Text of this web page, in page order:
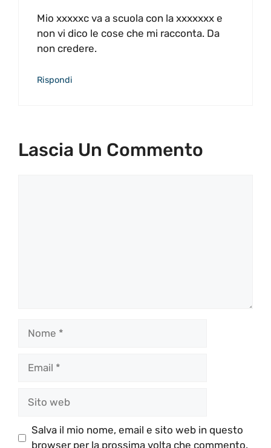
Mio xxxxxc va a scuola con la xxxxxxx e
non vi dico le cose che mi racconta. Da
non credere.
Rispondi
Lascia Un Commento
Salva il mio nome, email e sito web in questo
browser per la prossima volta che commento.